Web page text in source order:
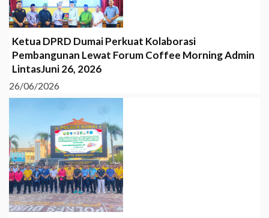
Ketua DPRD Dumai Perkuat Kolaborasi
Pembangunan Lewat Forum Coffee Morning Admin
LintasJuni 26, 2026
26/06/2026